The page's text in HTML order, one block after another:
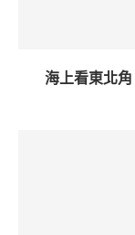
海上看東北